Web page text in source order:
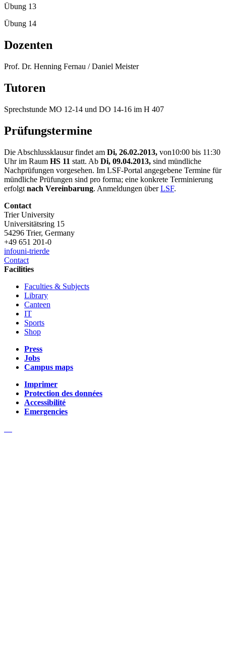
Übung 13
Übung 14
Dozenten
Prof. Dr. Henning Fernau / Daniel Meister
Tutoren
Sprechstunde MO 12-14 und DO 14-16 im H 407
Prüfungstermine
Die Abschlussklausur findet am Di, 26.02.2013, von10:00 bis 11:30
Uhr im Raum HS 11 statt. Ab Di, 09.04.2013, sind mündliche
Nachprüfungen vorgesehen. Im LSF-Portal angegebene Termine für
mündliche Prüfungen sind pro forma; eine konkrete Terminierung
erfolgt nach Vereinbarung. Anmeldungen überLSF.
Contact
Trier University
Universitätsring 15
54296 Trier, Germany
+49 651 201-0
infouni-trierde
Contact
Facilities
Faculties & Subjects
Library
Canteen
IT
Sports
Shop
Press
Jobs
Campus maps
Imprimer
Protection des données
Accessibilité
Emergencies